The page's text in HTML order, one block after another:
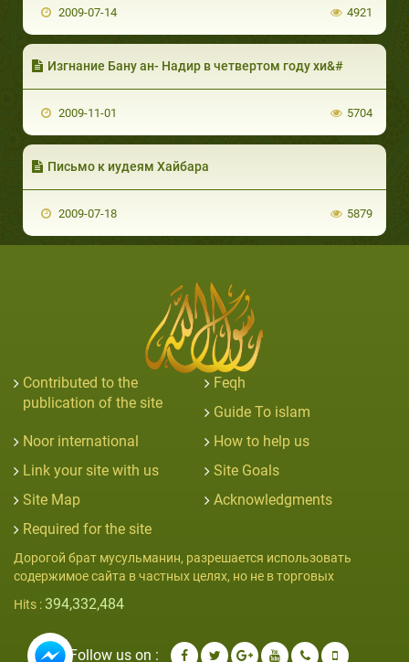
2009-07-14 4921
Изгнание Бану ан- Надир в четвертом году хи&#
2009-11-01 5704
Письмо к иудеям Хайбара
2009-07-18 5879
Contributed to the
publication of the site
Feqh
Guide To islam
Noor international
How to help us
Link your site with us
Site Goals
Site Map
Acknowledgments
Required for the site
Дорогой брат мусульманин, разрешается использовать
содержимое сайта в частных целях, но не в торговых
Hits : 394,332,484
Follow us on :